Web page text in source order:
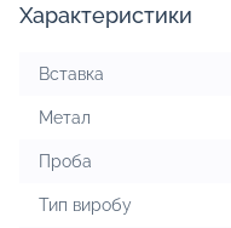
Характеристики
Вставка
Метал
Проба
Тип виробу